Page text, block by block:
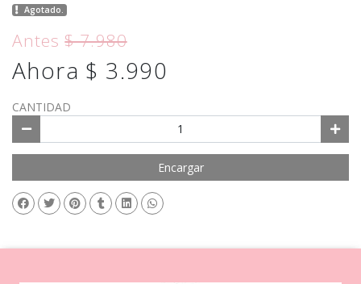
Agotado.
Antes$ 7.980
Ahora $ 3.990
CANTIDAD
Encargar